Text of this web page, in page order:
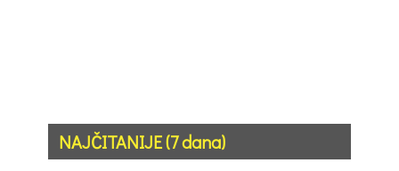
NAJČITANIJE (7 dana)